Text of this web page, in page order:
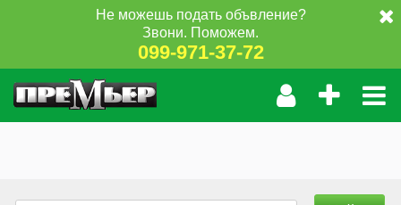
Не можешь подать объвление?
Звони. Поможем.
099-971-37-72